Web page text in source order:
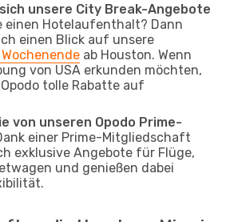
unsere City Break-Angebote
einen Hotelaufenthalt? Dann
einen Blick auf unsere
ab Houston. Wenn
von USA erkunden möchten,
tolle Rabatte auf
von unseren Opodo Prime-
einer Prime-Mitgliedschaft
exklusive Angebote für Flüge,
und genießen dabei